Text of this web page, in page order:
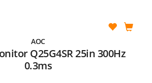
AOC
Q25G4SR 25in 300Hz
0.3ms